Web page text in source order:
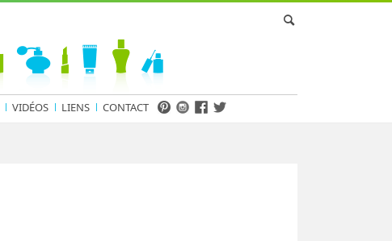
VIDÉOS LIENS CONTACT